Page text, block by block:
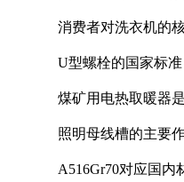
消费者对洗衣机的
U型螺栓的国家标准
煤矿用电热取暖器
照明母线槽的主要
A516Gr70对应国内